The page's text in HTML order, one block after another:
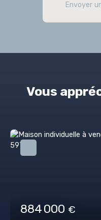
Envoyer
Vous
884 000 €